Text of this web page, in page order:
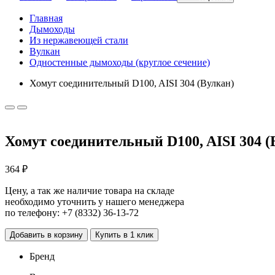
Главная
Дымоходы
Из нержавеющей стали
Вулкан
Одностенные дымоходы (круглое сечение)
Хомут соединительный D100, AISI 304 (Вулкан)
Хомут соединительный D100, AISI 304
364 ₽
Цену, а так же наличие товара на складе
необходимо уточнить у нашего менеджера
по телефону: +7 (8332) 36-13-72
Добавить в корзину Купить в 1 клик
Бренд